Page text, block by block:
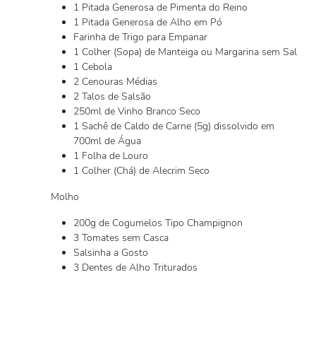
1 Pitada Generosa de Pimenta do Reino
1 Pitada Generosa de Alho em Pó
Farinha de Trigo para Empanar
1 Colher (Sopa) de Manteiga ou Margarina sem Sal
1 Cebola
2 Cenouras Médias
2 Talos de Salsão
250ml de Vinho Branco Seco
1 Sachê de Caldo de Carne (5g) dissolvido em
700ml de Água
1 Folha de Louro
1 Colher (Chá) de Alecrim Seco
Molho
200g de Cogumelos Tipo Champignon
3 Tomates sem Casca
Salsinha a Gosto
3 Dentes de Alho Triturados